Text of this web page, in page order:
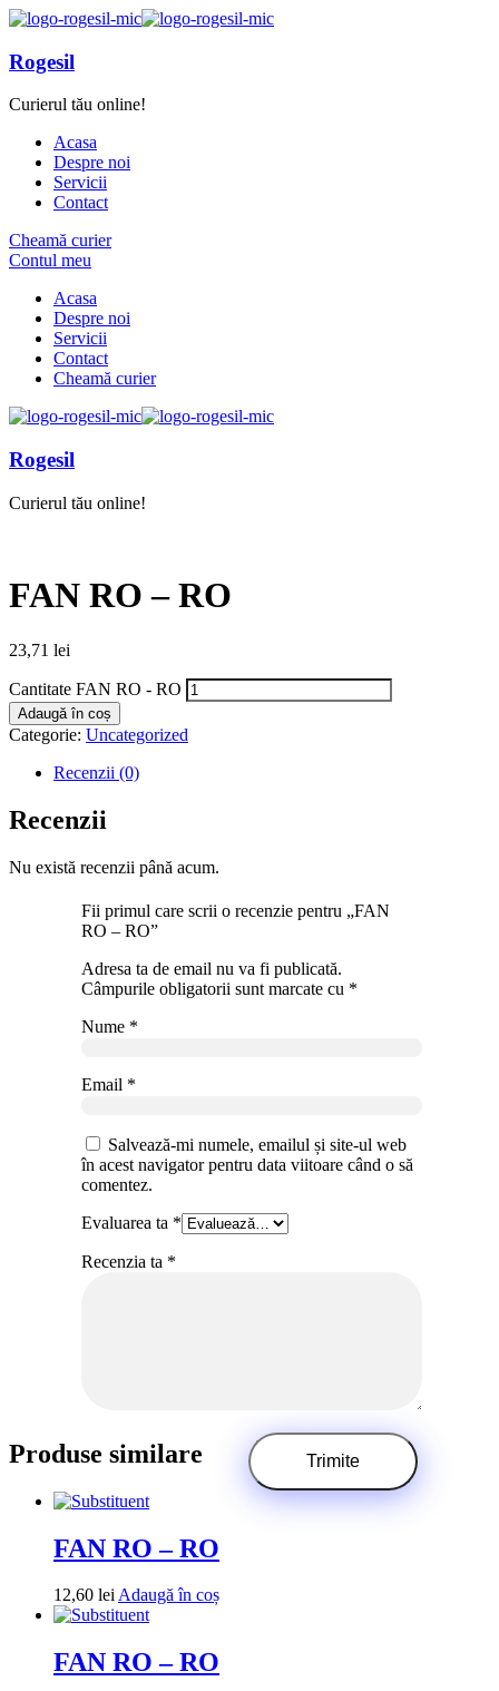
Rogesil
Curierul tău online!
Acasa
Despre noi
Servicii
Contact
Cheamă curier
Contul meu
Acasa
Despre noi
Servicii
Contact
Cheamă curier
Rogesil
Curierul tău online!
FAN RO – RO
23,71 lei
Cantitate FAN RO - RO
Adaugă în coș
Categorie: Uncategorized
Recenzii (0)
Recenzii
Nu există recenzii până acum.
Fii primul care scrii o recenzie pentru „FAN
RO – RO”
Adresa ta de email nu va fi publicată.
Câmpurile obligatorii sunt marcate cu *
Nume *
Email *
Salvează-mi numele, emailul și site-ul web
în acest navigator pentru data viitoare când o să
comentez.
Evaluarea ta *
Recenzia ta *
Produse similare
FAN RO – RO
12,60 leiAdaugă în coș
FAN RO – RO